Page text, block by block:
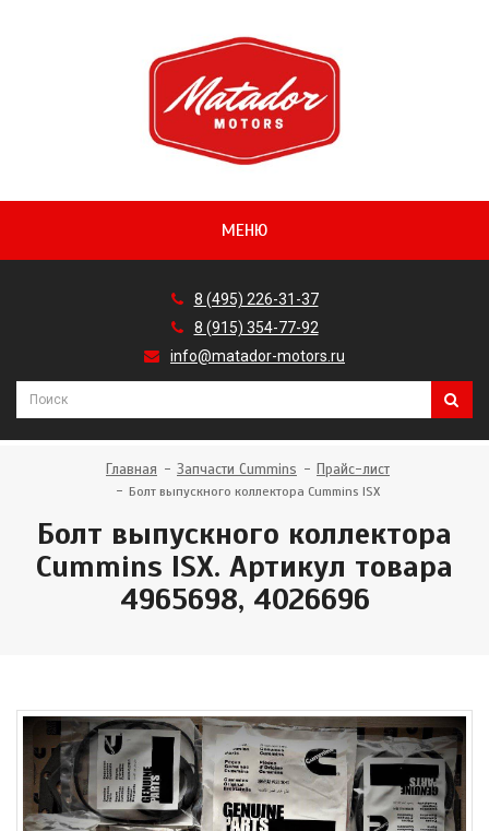
МЕНЮ
8 (495) 226-31-37
8 (915) 354-77-92
info@matador-motors.ru
Главная Запчасти Cummins Прайс-лист
Болт выпускного коллектора Cummins ISX
Болт выпускного коллектора
Cummins ISX. Артикул товара
4965698, 4026696